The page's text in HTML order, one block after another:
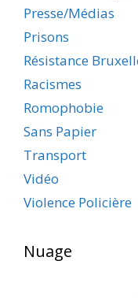
Presse/Médias
Prisons
Résistance
Racismes
Romophobie
Sans Papier
Transport
Vidéo
Violence Policière
Nuage